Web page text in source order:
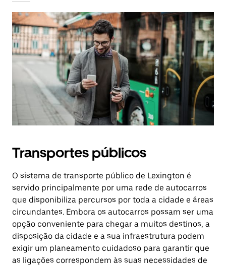
Transportes públicos
O sistema de transporte público de Lexington é
servido principalmente por uma rede de autocarros
que disponibiliza percursos por toda a cidade e áreas
circundantes. Embora os autocarros possam ser uma
opção conveniente para chegar a muitos destinos, a
disposição da cidade e a sua infraestrutura podem
exigir um planeamento cuidadoso para garantir que
as ligações correspondem às suas necessidades de